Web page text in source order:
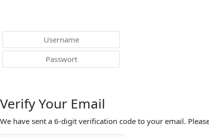
Verify Your Email
We have sent a 6-digit verification code to your email.